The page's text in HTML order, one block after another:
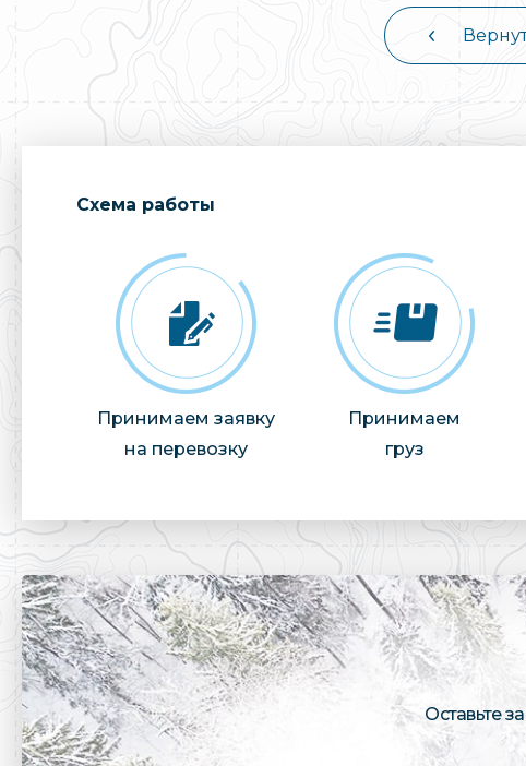
Cхема работы
Принимаем заявку
на перевозку
Принимаем
груз
Оставьте